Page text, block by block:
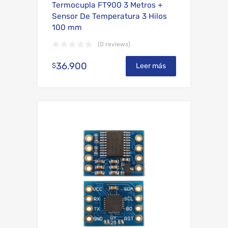
Termocupla FT900 3 Metros +
Sensor De Temperatura 3 Hilos
100 mm
(0 reviews)
$36.900 Leer más